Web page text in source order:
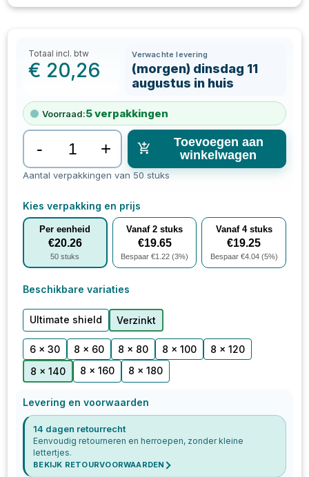
Totaal incl. btw
€ 20,26
Verwachte levering
(morgen) dinsdag 11
augustus in huis
Voorraad:5verpakkingen
- +
Toevoegen aan
winkelwagen
Aantal verpakkingen van 50 stuks
Kies verpakking en prijs
Per eenheid
€20.26
50 stuks
Vanaf 2 stuks
€19.65
Bespaar €1.22 (3%)
Vanaf 4stuks
€19.25
Bespaar €4.04(5%)
Beschikbare variaties
Ultimate shield Verzinkt
6 x 30 8 x 60 8 x 80 8 x 100
8 x 120
8 x 140
8 x 160 8 x 180
Levering en voorwaarden
14 dagen retourrecht
Eenvoudig retourneren en herroepen, zonder kleine
lettertjes.
BEKIJK RETOURVOORWAARDEN